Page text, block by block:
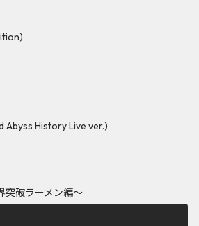
Abyss History Live ver.)
突破ラーメン編〜